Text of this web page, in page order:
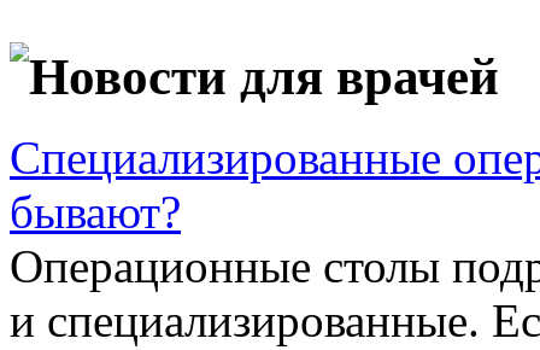
Новости для врачей
Специализированные
бывают?
Операционные столы
и специализированные.